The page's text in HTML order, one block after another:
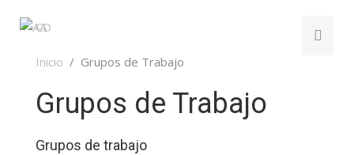
Inicio Grupos de Trabajo
Grupos de Trabajo
Grupos de trabajo